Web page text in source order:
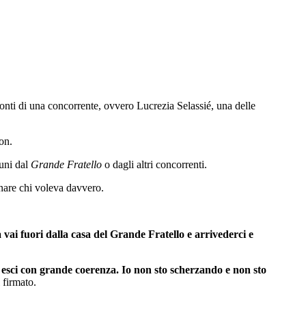
di una concorrente, ovvero Lucrezia Selassié, una delle
dal Grande Fratello o dagli altri concorrenti.
chi voleva davvero.
vai fuori dalla casa del Grande Fratello e arrivederci e
con grande coerenza. Io non sto scherzando e non sto
firmato.